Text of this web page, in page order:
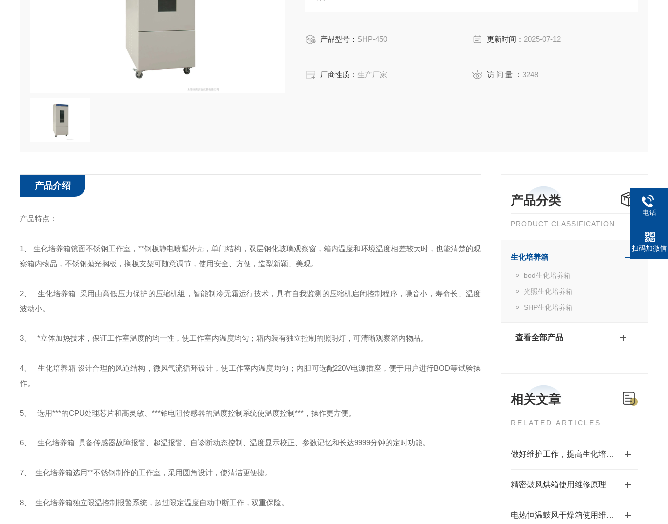
产品型号： SHP-450 更新时间： 2025-07-12
厂商性质：生产厂家 访 问 量 ：3248
产品分类
PRODUCT CLASSIFICATION
生化培养箱
bod生化培养箱
光照生化培养箱
SHP生化培养箱
查看全部产品
相关文章
RELATED ARTICLES
做好维护工作，提高生化培养箱效率和寿命
精密鼓风烘箱使用维修原理
电热恒温鼓风干燥箱使用维修以及操作指南
产品介绍
产品特点：
1、 生化培养箱镜面不锈钢工作室，**钢板静电喷塑外壳，单门结构，双层钢化玻璃观察窗，箱内温度和环境温度相差较大时，也能清楚的观
察箱内物品，不锈钢抛光搁板，搁板支架可随意调节，使用安全、方便，造型新颖、美观。
2、 生化培养箱 采用由高低压力保护的压缩机组，智能制冷无霜运行技术，具有自我监测的压缩机启闭控制程序，噪音小，寿命长、温度
波动小。
3、 *立体加热技术，保证工作室温度的均一性，使工作室内温度均匀；箱内装有独立控制的照明灯，可清晰观察箱内物品。
4、 生化培养箱 设计合理的风道结构，微风气流循环设计，使工作室内温度均匀；内胆可选配220V电源插座，便于用户进行BOD等试验操
作。
5、 选用***的CPU处理芯片和高灵敏、***铂电阻传感器的温度控制系统使温度控制***，操作更方便。
6、 生化培养箱 具备传感器故障报警、超温报警、自诊断动态控制、温度显示校正、参数记忆和长达9999分钟的定时功能。
7、 生化培养箱选用**不锈钢制作的工作室，采用圆角设计，使清洁更便捷。
8、 生化培养箱独立限温控制报警系统，超过限定温度自动中断工作，双重保险。
电话
扫码加微信